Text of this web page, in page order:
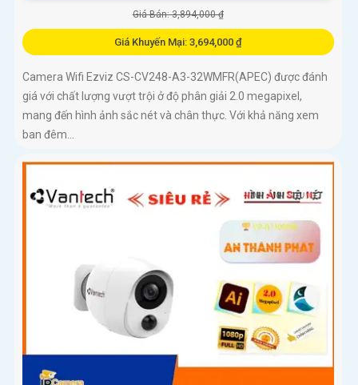
Giá Bán: 3,894,000 ₫
Giá Khuyến Mại: 3,694,000 ₫
Camera Wifi Ezviz CS-CV248-A3-32WMFR(APEC) được đánh
giá với chất lượng vượt trội ở độ phân giải 2.0 megapixel,
mang đến hình ảnh sắc nét và chân thực. Với khả năng xem
ban đêm...